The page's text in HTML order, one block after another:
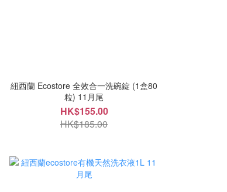
紐西蘭 Ecostore 全效合一洗碗錠 (1盒80
粒) 11月尾
HK$155.00
HK$185.00